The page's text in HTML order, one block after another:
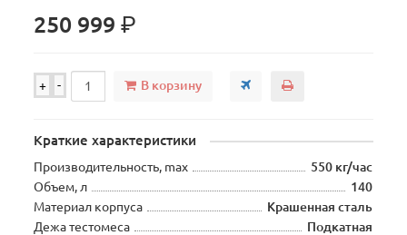
250 999р.
+ - В корзину
Краткие характеристики
Производительность, max
550 кг/час
Объем, л
140
Материал корпуса
Крашенная сталь
Дежа тестомеса
Подкатная